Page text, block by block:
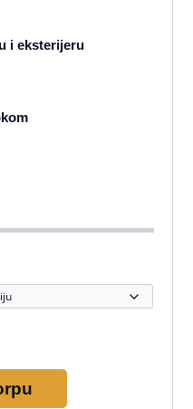
i eksterijeru